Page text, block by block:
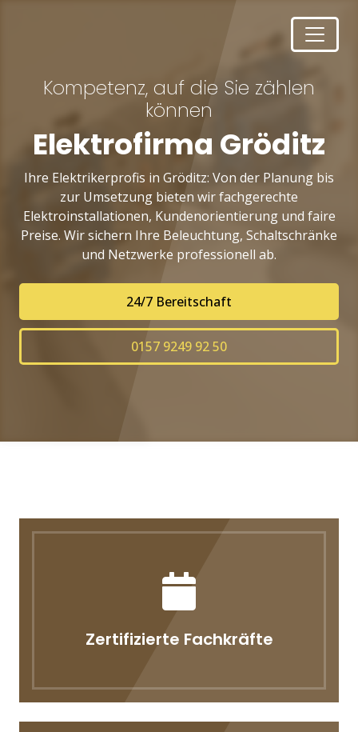
Kompetenz, auf die Sie zählen
können
Elektrofirma Gröditz
Ihre Elektrikerprofis in Gröditz: Von der Planung bis
zur Umsetzung bieten wir fachgerechte
Elektroinstallationen, Kundenorientierung und faire
Preise. Wir sichern Ihre Beleuchtung, Schaltschränke
und Netzwerke professionell ab.
24/7 Bereitschaft
0157 9249 92 50
Zertifizierte Fachkräfte